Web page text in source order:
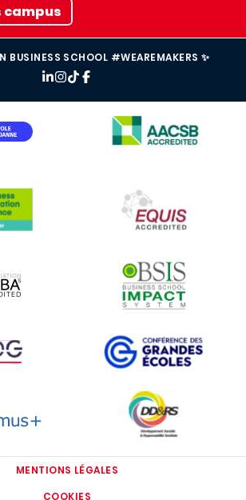
campus
BUSINESS SCHOOL #WEAREMAKERS ✨
IMAGE
IMAGE
MENTIONS LÉGALES
COOKIES